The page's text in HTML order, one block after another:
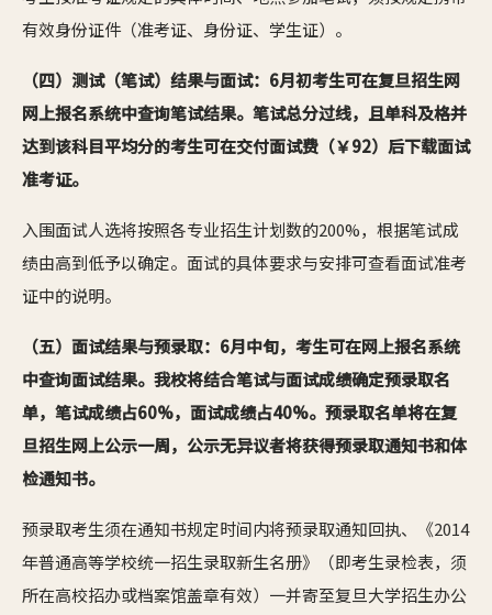
有效身份证件（准考证、身份证、学生证）。
（四）测试（笔试）结果与面试：6月初考生可在复旦招生网
网上报名系统中查询笔试结果。笔试总分过线，且单科及格并
达到该科目平均分的考生可在交付面试费（￥92）后下载面试
准考证。
入围面试人选将按照各专业招生计划数的200%，根据笔试成
绩由高到低予以确定。面试的具体要求与安排可查看面试准考
证中的说明。
（五）面试结果与预录取：6月中旬，考生可在网上报名系统
中查询面试结果。我校将结合笔试与面试成绩确定预录取名
单，笔试成绩占60%，面试成绩占40%。预录取名单将在复
旦招生网上公示一周，公示无异议者将获得预录取通知书和体
检通知书。
预录取考生须在通知书规定时间内将预录取通知回执、《2014
年普通高等学校统一招生录取新生名册》（即考生录检表，须
所在高校招办或档案馆盖章有效）一并寄至复旦大学招生办公